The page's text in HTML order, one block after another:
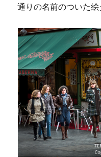
通りの名前のついた絵